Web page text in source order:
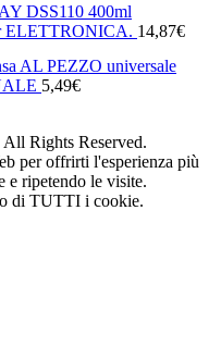
DSS110 400ml
ELETTRONICA. 14,87€
AL PEZZO universale
5,49€
Rights Reserved.
per offrirti l'esperienza più
e ripetendo le visite.
di TUTTI i cookie.